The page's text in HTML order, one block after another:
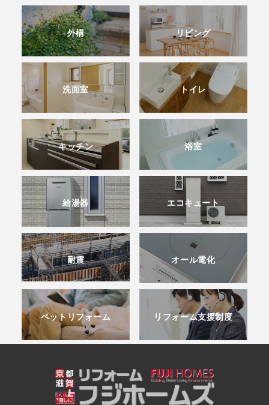
外構 リビング
洗面室 トイレ
キッチン 浴室
給湯器 エコキュート
耐震 オール電化
ペットリフォーム リフォーム支援制度